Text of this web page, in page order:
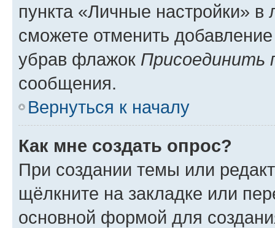
пункта «Личные настройки»
сможете отменить
убрав флажок Присоединить
сообщения.
Вернуться к началу
Как мне создать опрос?
При создании темы или
щёлкните на закладке или
основной формой для